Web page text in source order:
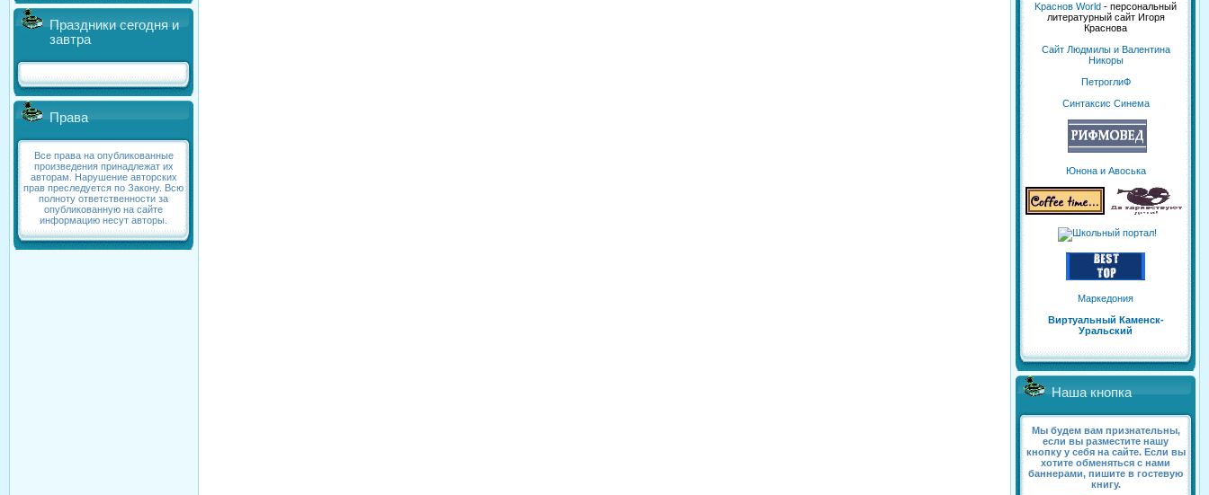
Праздники сегодня и
завтра
Права
Все права на опубликованные
произведения принадлежат их
авторам. Нарушение авторских
прав преследуется по Закону. Всю
полноту ответственности за
опубликованную на сайте
информацию несут авторы.
Kраснов World - персональный
литературный сайт Игоря
Краснова
Сайт Людмилы и Валентина
Никоры
ПетроглиФ
Синтаксис Синема
Юнона и Авоська
Маркедония
Виртуальный Каменск-
Уральский
Наша кнопка
Мы будем вам признательны,
если вы разместите нашу
кнопку у себя на сайте. Если вы
хотите обменяться с нами
баннерами, пишите в гостевую
книгу.